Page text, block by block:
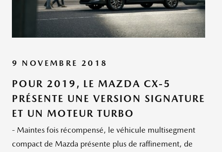
9 NOVEMBRE 2018
POUR 2019, LE MAZDA CX-5
PRÉSENTE UNE VERSION SIGNATURE
ET UN MOTEUR TURBO
- Maintes fois récompensé, le véhicule multisegment
compact de Mazda présente plus de raffinement, de